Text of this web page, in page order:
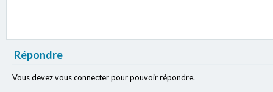
Répondre
Vous devez vous connecter pour pouvoir répondre.